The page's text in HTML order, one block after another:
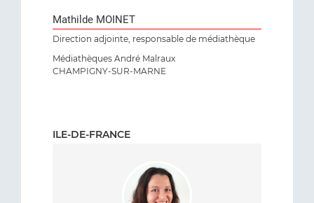
Mathilde MOINET
Direction adjointe, responsable de médiathèque
Médiathèques André Malraux
CHAMPIGNY-SUR-MARNE
ILE-DE-FRANCE